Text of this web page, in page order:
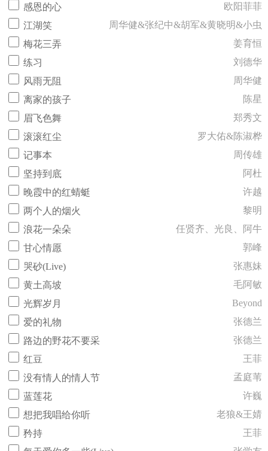
感恩的心
欧阳菲菲
江湖笑
周华健&张纪中&胡军&黄晓明&小虫
梅花三弄
姜育恒
练习
刘德华
风雨无阻
周华健
离家的孩子
陈星
眉飞色舞
郑秀文
滚滚红尘
罗大佑&陈淑桦
记事本
周传雄
坚持到底
阿杜
晚霞中的红蜻蜓
许越
两个人的烟火
黎明
浪花一朵朵
任贤齐、光良、阿牛
甘心情愿
郭峰
哭砂(Live)
张惠妹
黄土高坡
毛阿敏
光辉岁月
Beyond
爱的礼物
张德兰
路边的野花不要采
张德兰
红豆
王菲
没有情人的情人节
孟庭苇
蓝莲花
许巍
想把我唱给你听
老狼&王婧
矜持
王菲